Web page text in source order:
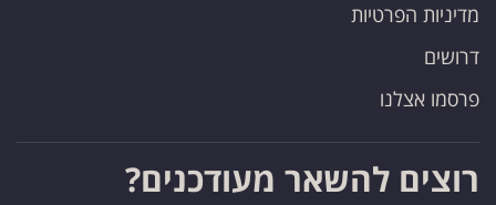
מדיניות הפרטיות
דרושים
פרסמו אצלנו
רוצים להשאר מעודכנים?